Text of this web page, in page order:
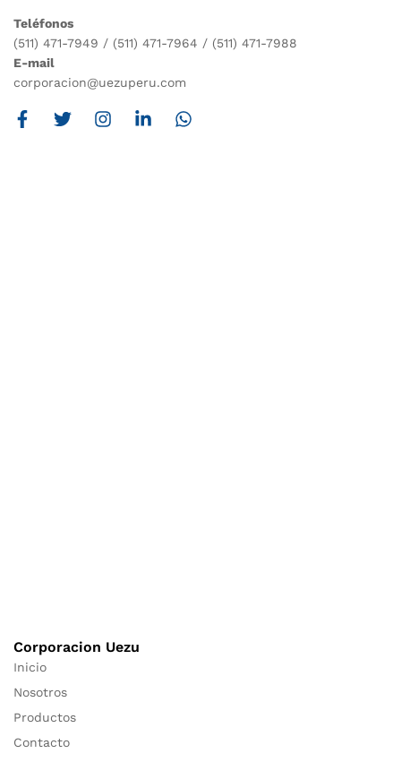
Teléfonos
(511) 471-7949 / (511) 471-7964 / (511) 471-7988
E-mail
corporacion@uezuperu.com
Corporacion Uezu
Inicio
Nosotros
Productos
Contacto